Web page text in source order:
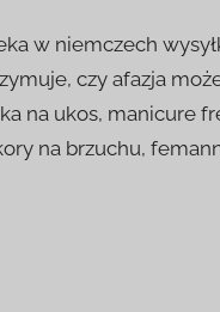
w niemczech
czy afazja
na ukos, manicure
na brzuchu,